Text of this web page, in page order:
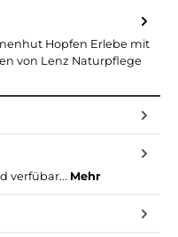
Hopfen Erlebe mit
von Lenz Naturpflege
verfübar... Mehr